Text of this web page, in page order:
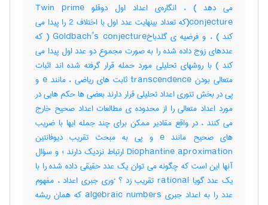
می دهد ) ، انگاره‌ی اعداد اول دوقلو Twin prime
conjecture(که تعداد بینهایت عدد اول با اختلاف 2 را پیدا می
کند ) ، و فرضیه ی گلدباخGoldbach’s conjecture ( که
عددهای زوج داده شده را به صورت مجموع دو عدد اول پیدا می
کند ) با روشهای تحلیلی مورد حمله قرار گرفته شده اند اثبات
متعالی بودن transcendence ثابت های ریاضی ، مانند e و
پی در بخش تئوری اعداد تحلیلی قرار دارند بعضی ها حکم هایی در
مورد اعداد متعالی را از محدوده ی مطالعات اعداد صحیح خارج
می کنند ، در واقع مقادیر ممکن برای چند جمله ایها با ضریب
های صحیح مانند e و پی به مبحث تقریب دیوفانتین
Diophantine aproximation ارتباط نزدیک دارند ؛ و سؤال
آنها این است که چگونه می توان یک عدد حقیقی داده شده را با
یک عدد گویا rational تقریب زد ؟ ·وری جبری اعداد ، مفهوم
عدد را به اعداد جبری algebraic numbers که همان ریشه